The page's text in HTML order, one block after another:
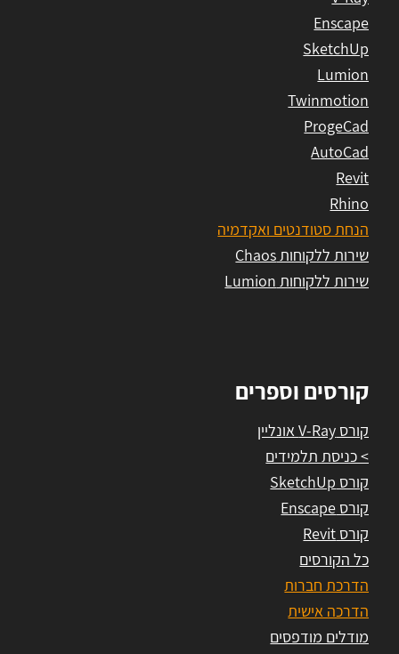
Enscape
SketchUp
Lumion
Twinmotion
ProgeCad
AutoCad
Revit
Rhino
הנחת סטודנטים ואקדמיה
שירות ללקוחות Chaos
שירות ללקוחות Lumion
קורסים וספרים
קורס V-Ray אונליין
> כניסת תלמידים
קורס SketchUp
קורס Enscape
קורס Revit
כל הקורסים
הדרכת חברות
הדרכה אישית
מודלים מודפסים